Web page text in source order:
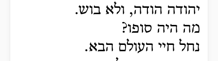
יהודה הודה, ולא בוש.
מה היה סופו?
נחל חיי העולם הבא.